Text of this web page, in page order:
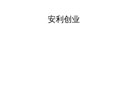
安利创业